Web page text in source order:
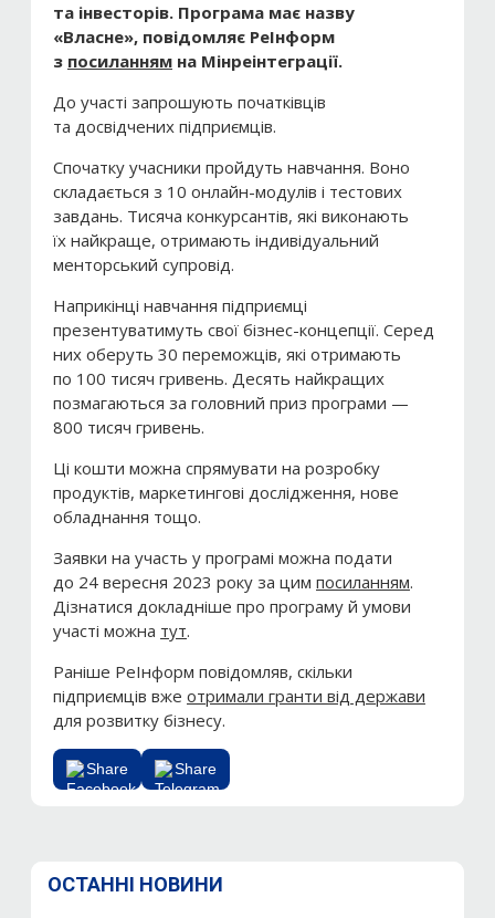
та інвесторів. Програма має назву
«Власне», повідомляє РеІнформ
з посиланням на Мінреінтеграції.
До участі запрошують початківців
та досвідчених підприємців.
Спочатку учасники пройдуть навчання. Воно
складається з 10 онлайн-модулів і тестових
завдань. Тисяча конкурсантів, які виконають
їх найкраще, отримають індивідуальний
менторський супровід.
Наприкінці навчання підприємці
презентуватимуть свої бізнес-концепції. Серед
них оберуть 30 переможців, які отримають
по 100 тисяч гривень. Десять найкращих
позмагаються за головний приз програми —
800 тисяч гривень.
Ці кошти можна спрямувати на розробку
продуктів, маркетингові дослідження, нове
обладнання тощо.
Заявки на участь у програмі можна подати
до 24 вересня 2023 року за цим посиланням.
Дізнатися докладніше про програму й умови
участі можна тут.
Раніше РеІнформ повідомляв, скільки
підприємців вже отримали гранти від держави
для розвитку бізнесу.
Share Share
ОСТАННІ НОВИНИ